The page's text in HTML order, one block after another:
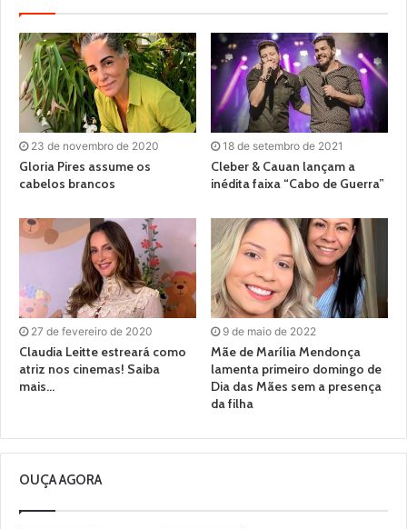
23 de novembro de 2020
Gloria Pires assume os
cabelos brancos
18 de setembro de 2021
Cleber & Cauan lançam a
inédita faixa “Cabo de Guerra”
27 de fevereiro de 2020
Claudia Leitte estreará como
atriz nos cinemas! Saiba
mais…
9 de maio de 2022
Mãe de Marília Mendonça
lamenta primeiro domingo de
Dia das Mães sem a presença
da filha
OUÇA AGORA